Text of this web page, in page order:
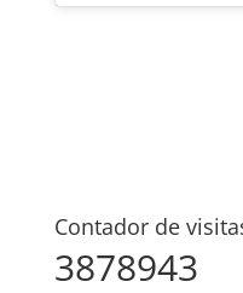
Contador de
3878943